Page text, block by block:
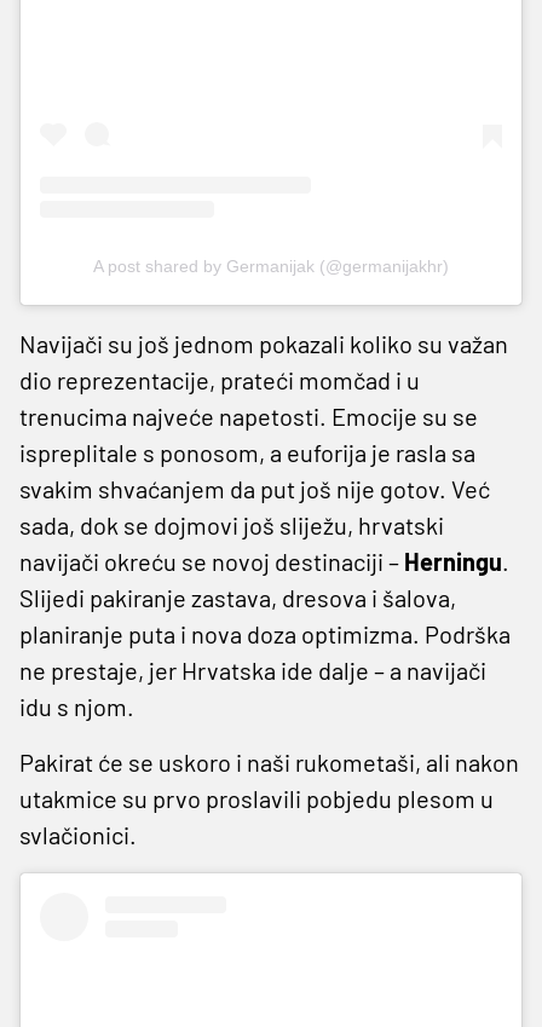
A post shared by Germanijak (@germanijakhr)
Navijači su još jednom pokazali koliko su važan
dio reprezentacije, prateći momčad i u
trenucima najveće napetosti. Emocije su se
ispreplitale s ponosom, a euforija je rasla sa
svakim shvaćanjem da put još nije gotov. Već
sada, dok se dojmovi još sliježu, hrvatski
navijači okreću se novoj destinaciji – Herningu.
Slijedi pakiranje zastava, dresova i šalova,
planiranje puta i nova doza optimizma. Podrška
ne prestaje, jer Hrvatska ide dalje – a navijači
idu s njom.
Pakirat će se uskoro i naši rukometaši, ali nakon
utakmice su prvo proslavili pobjedu plesom u
svlačionici.